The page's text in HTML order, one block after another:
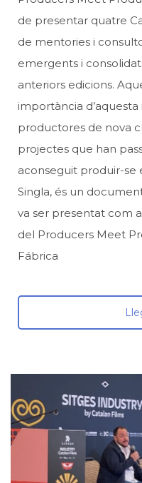
de presentar quatre
de mentories i
emergents i
anteriors edicions.
importància
productores de nova
projectes que han
aconseguit produir-se
Singla, és un
va ser presentat com
del Producers Meet
Fábrica